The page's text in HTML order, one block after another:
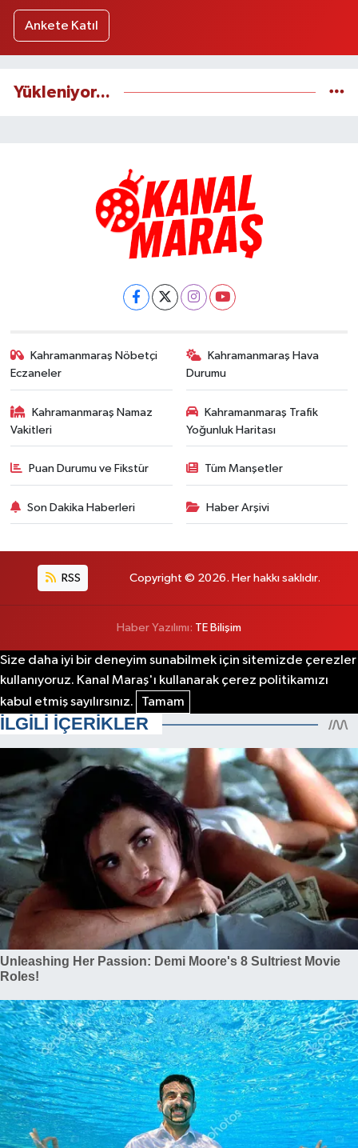
Ankete Katıl
Yükleniyor...
Kahramanmaraş Nöbetçi
Eczaneler
Kahramanmaraş Hava
Durumu
Kahramanmaraş Namaz
Vakitleri
Kahramanmaraş Trafik
Yoğunluk Haritası
Puan Durumu ve Fikstür Tüm Manşetler
Son Dakika Haberleri Haber Arşivi
RSS Copyright © 2026. Her hakkı saklıdır.
Haber Yazılımı: TE Bilişim
Size daha iyi bir deneyim sunabilmek için sitemizde çerezler
kullanıyoruz. Kanal Maraş'ı kullanarak çerez politikamızı
kabul etmiş sayılırsınız.
Tamam